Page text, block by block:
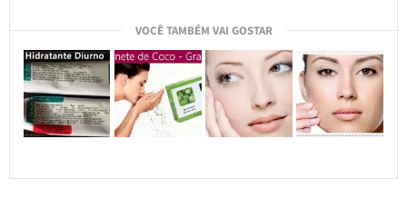
VOCÊ TAMBÉM VAI GOSTAR